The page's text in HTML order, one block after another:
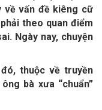
về vấn đề kiêng cữ
theo quan điểm
Ngày nay, chuyện
thuộc về truyền
bà xưa “chuẩn”